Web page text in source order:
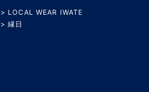
> LOCAL WEAR IWATE
> 縁日